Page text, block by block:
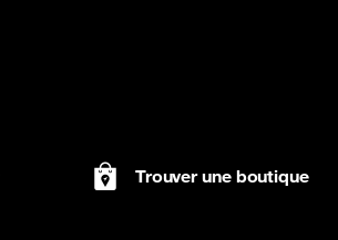
Trouver une boutique